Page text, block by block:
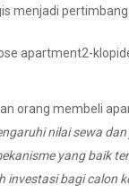
menjadi
orang membeli
nilai sewa
yang baik
investasi bagi calon